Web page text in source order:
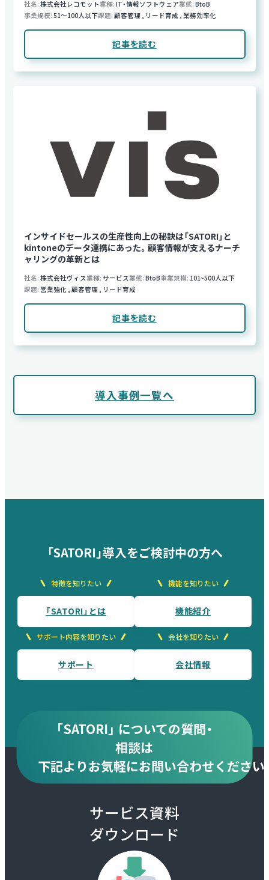
社名 株式会社レコモット業種 IT・情報ソフトウェア業態 BtoB
事業規模 51～100人以下課題 顧客管理 リード育成 業務効率化
記事を読む
インサイドセールスの生産性向上の秘訣は「SATORI」と
kintoneのデータ連携にあった。顧客情報が支えるナーチ
ャリングの革新とは
社名 株式会社ヴィス業種 サービス業態 BtoB事業規模 101~500人以下
課題 営業強化 , 顧客管理, リード育成
記事を読む
導入事例一覧へ
「SATORI」導入をご検討中の方へ
特徴を知りたい
「SATORI」とは
機能を知りたい
機能紹介
サポート内容を知りたい
サポート
会社を知りたい
会社情報
「SATORI」 についての質問・
相談は
下記よりお気軽にお問い合わせください
サービス資料
ダウンロード